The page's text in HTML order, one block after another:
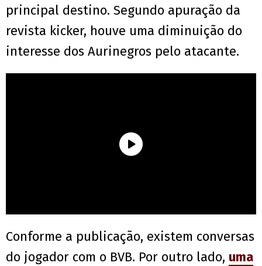
principal destino. Segundo apuração da
revista kicker, houve uma diminuição do
interesse dos Aurinegros pelo atacante.
Conforme a publicação, existem conversas
do jogador com o BVB. Por outro lado, uma